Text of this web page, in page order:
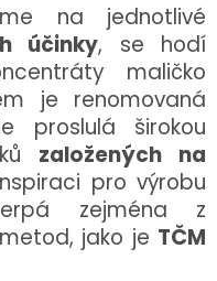
na jednotlivé
účinky, se hodí
maličko
je renomovaná
proslulá širokou
založených na
pro výrobu
zejména z
jako je TČM